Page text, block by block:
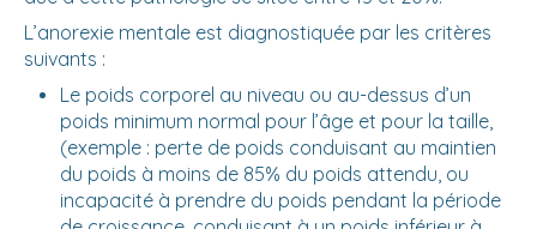
L’anorexie mentale est diagnostiquée par les critères
suivants :
Le poids corporel au niveau ou au-dessus d’un
poids minimum normal pour l’âge et pour la taille,
(exemple : perte de poids conduisant au maintien
du poids à moins de 85% du poids attendu, ou
incapacité à prendre du poids pendant la période